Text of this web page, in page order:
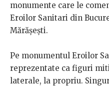
monumente care le
Eroilor Sanitari din
Mărășești.
Pe monumentul Eroilor
reprezentate ca figuri
laterale, la propriu.